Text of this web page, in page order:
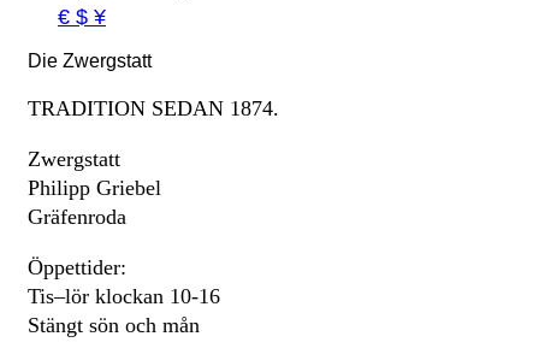
€ $ ¥
Die Zwergstatt
TRADITION SEDAN 1874.
Zwergstatt
Philipp Griebel
Gräfenroda
Öppettider:
Tis–lör klockan 10-16
Stängt sön och mån